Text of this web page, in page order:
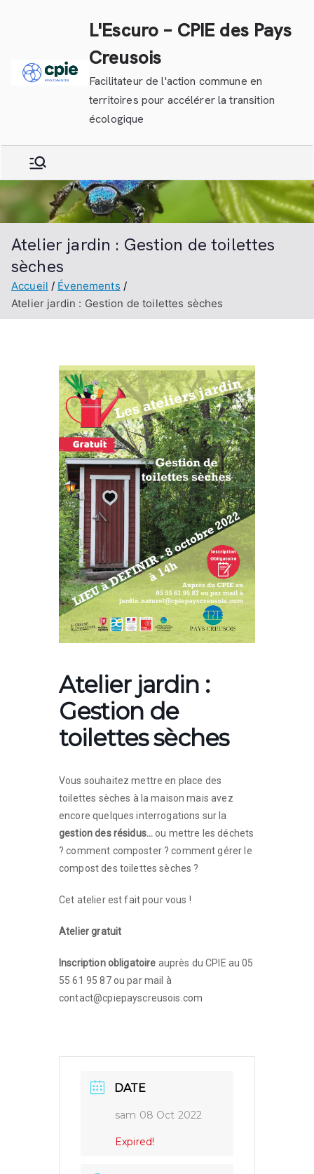
L'Escuro – CPIE des Pays
Creusois
Facilitateur de l'action commune en
territoires pour accélérer la transition
écologique
Atelier jardin : Gestion de toilettes
sèches
Accueil
Évenements
Atelier jardin : Gestion de toilettes sèches
Atelier jardin :
Gestion de
toilettes sèches
Vous souhaitez mettre en place des
toilettes sèches à la maison mais avez
encore quelques interrogations sur la
gestion des résidus…ou mettre les déchets
? comment composter ? comment gérer le
compost des toilettes sèches ?
Cet atelier est fait pour vous !
Atelier gratuit
Inscription obligatoire auprès du CPIE au 05
55 61 95 87 ou par mail à
contact@cpiepayscreusois.com
DATE
sam 08 Oct 2022
Expired!